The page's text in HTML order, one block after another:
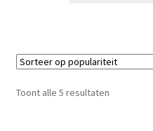
Toont alle 5 resultatenGesorteerd